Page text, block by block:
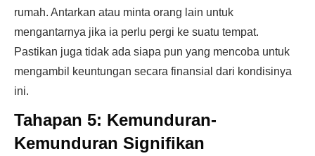
rumah. Antarkan atau minta orang lain untuk
mengantarnya jika ia perlu pergi ke suatu tempat.
Pastikan juga tidak ada siapa pun yang mencoba untuk
mengambil keuntungan secara finansial dari kondisinya
ini.
Tahapan 5: Kemunduran-
Kemunduran Signifikan